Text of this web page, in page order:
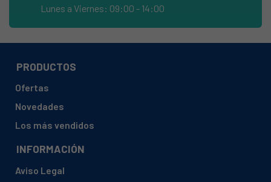
Lunes a Viernes: 09:00 - 14:00
PRODUCTOS
Ofertas
Novedades
Los más vendidos
INFORMACIÓN
Aviso Legal